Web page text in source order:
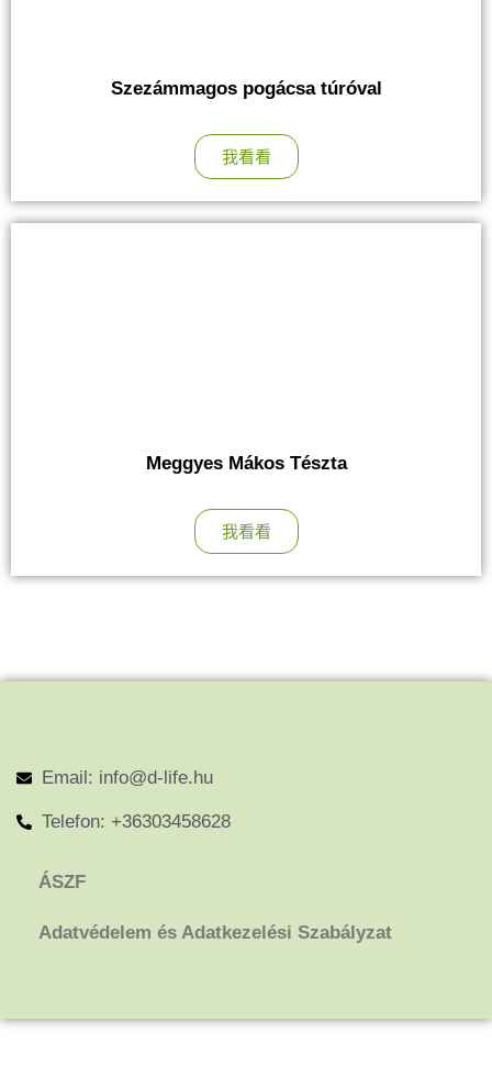
Szezámmagos pogácsa túróval
我看看
Meggyes Mákos Tészta
我看看
Email: info@d-life.hu
Telefon: +36303458628
ÁSZF
Adatvédelem és Adatkezelési Szabályzat